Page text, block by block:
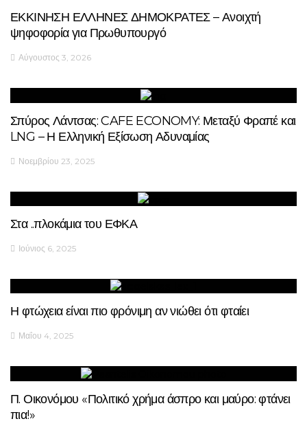
ΕΚΚΙΝΗΣΗ ΕΛΛΗΝΕΣ ΔΗΜΟΚΡΑΤΕΣ – Ανοιχτή
ψηφοφορία για Πρωθυπουργό
Αύγουστος 3, 2026
Σπύρος Λάντσας: CAFE ECONOMY: Μεταξύ Φραπέ και
LNG – Η Ελληνική Εξίσωση Αδυναμίας
Νοεμβρίου 23, 2025
Στα ..πλοκάμια του ΕΦΚΑ
Ιούνιος 6, 2025
Η φτώχεια είναι πιο φρόνιμη αν νιώθει ότι φταίει
Μαΐου 4, 2025
Π. Οικονόμου «Πολιτικό χρήμα άσπρο και μαύρο: φτάνει
πια!»